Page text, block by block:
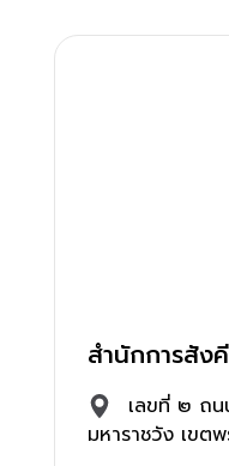
สำนักการสัง
เลขที่ ๒ ถน
มหาราชวัง เขต